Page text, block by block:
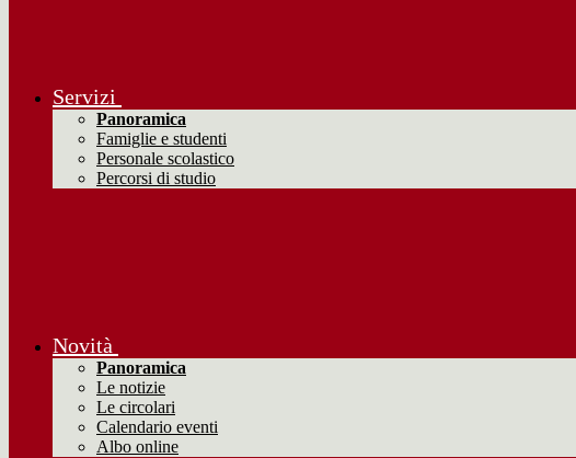
Servizi
Panoramica
Famiglie e studenti
Personale scolastico
Percorsi di studio
Novità
Panoramica
Le notizie
Le circolari
Calendario eventi
Albo online